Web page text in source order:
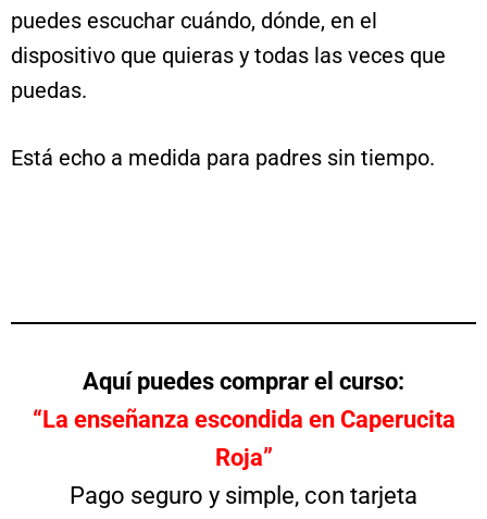
puedes escuchar cuándo, dónde, en el
dispositivo que quieras y todas las veces que
puedas.
Está echo a medida para padres sin tiempo.
Aquí puedes comprar el curso:
“La enseñanza escondida en Caperucita
Roja”
Pago seguro y simple, con tarjeta